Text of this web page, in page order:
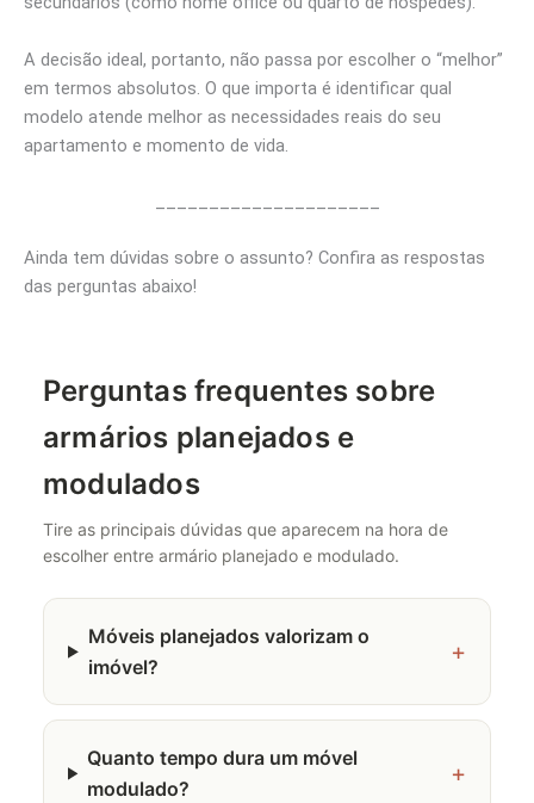
A decisão ideal, portanto, não passa por escolher o “melhor”
em termos absolutos. O que importa é identificar qual
modelo atende melhor as necessidades reais do seu
apartamento e momento de vida.
Ainda tem dúvidas sobre o assunto? Confira as respostas
das perguntas abaixo!
Perguntas frequentes sobre
armários planejados e
modulados
Tire as principais dúvidas que aparecem na hora de
escolher entre armário planejado e modulado.
Móveis planejados valorizam o
imóvel?
+
Quanto tempo dura um móvel
modulado?
+